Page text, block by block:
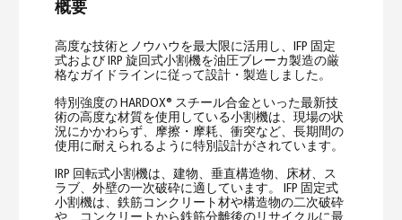
概要
高度な技術とノウハウを最大限に活用し、IFP 固定
式および IRP 旋回式小割機を油圧ブレーカ製造の厳
格なガイドラインに従って設計・製造しました。
特別強度の HARDOX® スチール合金といった最新技
術の高度な材質を使用している小割機は、現場の状
況にかかわらず、摩擦・摩耗、衝突など、長期間の
使用に耐えられるように特別設計がされています。
IRP 回転式小割機は、建物、垂直構造物、床材、ス
ラブ、外壁の一次破砕に適しています。 IFP 固定式
小割機は、鉄筋コンクリート材や構造物の二次破砕
や、コンクリートから鉄筋分離後のリサイクルに最